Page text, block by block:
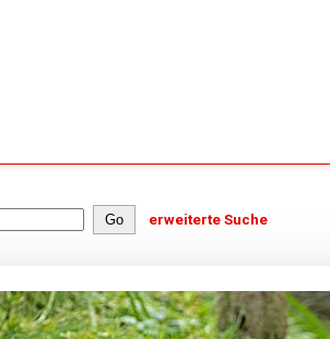
erweiterte Suche